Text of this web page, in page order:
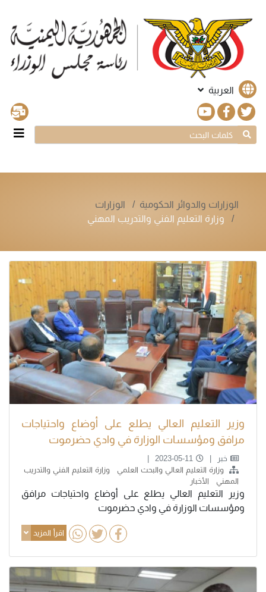
العربية
الوزارات والدوائر الحكومية
الوزارات
وزارة التعليم الفني والتدريب المهني
وزير التعليم العالي يطلع على أوضاع واحتياجات
مرافق ومؤسسات الوزارة في وادي حضرموت
خبر
2023-05-11
وزارة التعليم العالي والبحث العلمي
وزارة التعليم الفني والتدريب
المهني
الأخبار
وزير التعليم العالي يطلع على أوضاع واحتياجات مرافق
ومؤسسات الوزارة في وادي حضرموت
اقرأ المزيد